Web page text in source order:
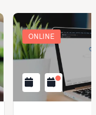
ONLINE